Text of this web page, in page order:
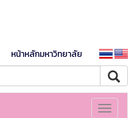
หน้าหลักมหาวิทยาลัย
Toggle